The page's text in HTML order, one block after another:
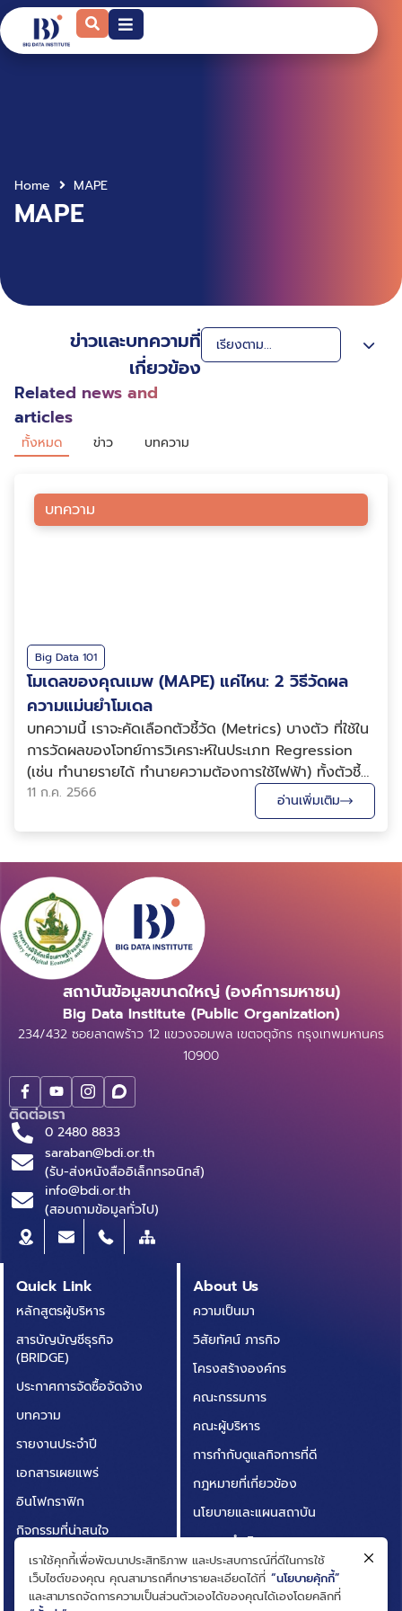
Home MAPE
MAPE
ข่าวและบทความที่
เกี่ยวข้อง
Related news and
articles
ทั้งหมด ข่าว บทความ
บทความ
Big Data 101
โมเดลของคุณเมพ (MAPE) แค่ไหน: 2 วิธีวัดผล
ความแม่นยำโมเดล
บทความนี้ เราจะคัดเลือกตัวชี้วัด (Metrics) บางตัว ที่ใช้ใน
การวัดผลของโจทย์การวิเคราะห์ในประเภท Regression
(เช่น ทำนายรายได้ ทำนายความต้องการใช้ไฟฟ้า) ทั้งตัวชี้
วัดมาตรฐาน (เช่น MSE, RMSE, MAE, MAPE, sMAPE
ฯลฯ) และ ตัวชี้วัดที่ปรับตามบริบทการใช้งาน เพื่ออธิบาย
ถึงวิธีการคำนวณ ข้อดีข้อเสีย และวิธีการเ...
11 ก.ค. 2566 อ่านเพิ่มเติม
สถาบันข้อมูลขนาดใหญ่ (องค์การมหาชน)
Big Data Institute (Public Organization)
234/432 ซอยลาดพร้าว 12 แขวงจอมพล เขตจตุจักร กรุงเทพมหานคร
10900
ติดต่อเรา
0 2480 8833
saraban@bdi.or.th
(รับ-ส่งหนังสืออิเล็กทรอนิกส์)
info@bdi.or.th
(สอบถามข้อมูลทั่วไป)
Quick Link
หลักสูตรผู้บริหาร
สารบัญบัญชีธุรกิจ
(BRIDGE)
ประกาศการจัดซื้อจัดจ้าง
บทความ
รายงานประจำปี
เอกสารเผยแพร่
อินโฟกราฟิก
กิจกรรมที่น่าสนใจ
ติดต่อเรา
คำถามที่พบบ่อย
About Us
ความเป็นมา
วิสัยทัศน์ ภารกิจ
โครงสร้างองค์กร
คณะกรรมการ
คณะผู้บริหาร
การกำกับดูแลกิจการที่ดี
กฎหมายที่เกี่ยวข้อง
นโยบายและแผนสถาบัน
ผลการดำเนินงาน
ความโปร่งใสในการดำเนิน
งาน (ITA)
เราใช้คุกกี้เพื่อพัฒนาประสิทธิภาพ และประสบการณ์ที่ดีในการใช้
เว็บไซต์ของคุณ คุณสามารถศึกษารายละเอียดได้ที่ “นโยบายคุ้กกี้”
และสามารถจัดการความเป็นส่วนตัวเองได้ของคุณได้เองโดยคลิกที่